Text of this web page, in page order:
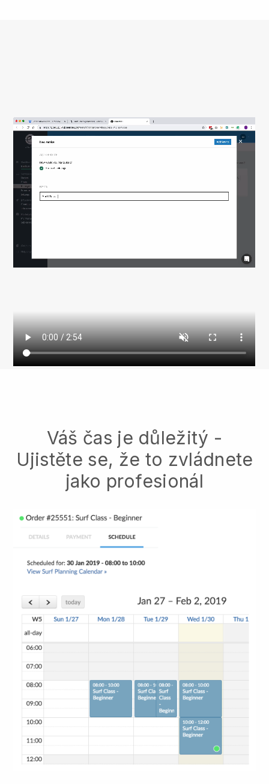
Váš čas je důležitý -
Ujistěte se, že to zvládnete
jako profesionál